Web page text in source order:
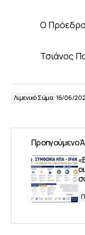
Ο
Τσιάνος
Λιμενικό Σώμα 16/06/
Προηγούμενο